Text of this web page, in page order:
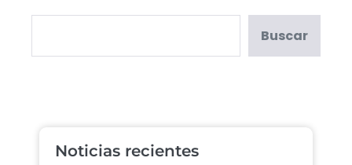
Buscar
Noticias recientes